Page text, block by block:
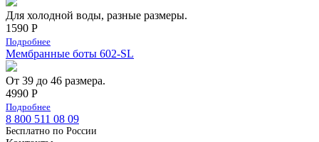
Для холодной воды, разные размеры.
1590 Р
Подробнее
Мембранные боты 602-SL
От 39 до 46 размера.
4990 Р
Подробнее
8 800 511 08 09
Бесплатно по Роcсии